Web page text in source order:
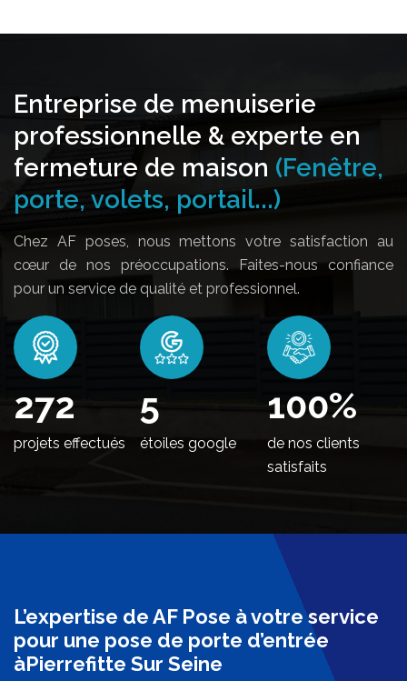
Entreprise de menuiserie
professionnelle & experte en
fermeture de maison (Fenêtre,
porte, volets, portail...)
Chez AF poses, nous mettons votre satisfaction au
cœur de nos préoccupations. Faites-nous confiance
pour un service de qualité et professionnel.
326
projets effectués
5
étoiles google
100%
de nos clients
satisfaits
L’expertise de AF Pose à votre service
pour une pose de porte d’entrée
àPierrefitte Sur Seine